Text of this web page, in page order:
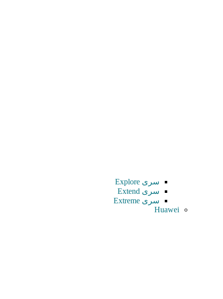
سری Explore
سری Extend
سری Extreme
Huawei